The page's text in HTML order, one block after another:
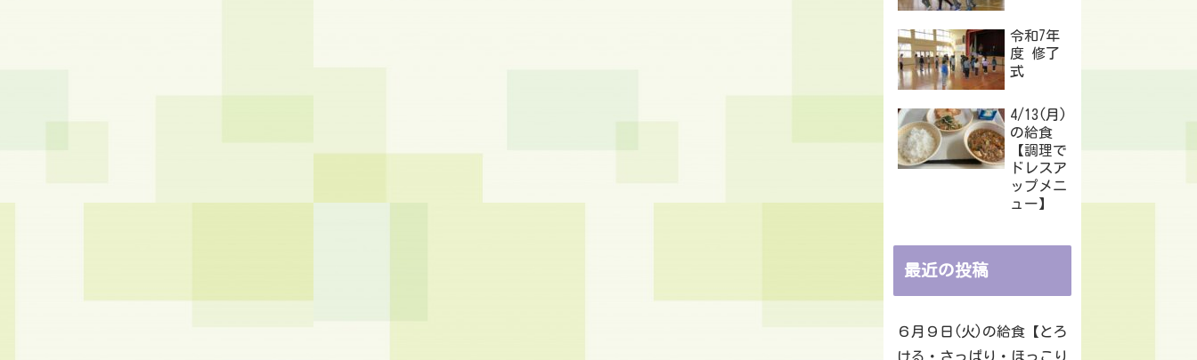
令和7年
度 修了
式
4/13(月)
の給食
【調理で
ドレスア
ップメニ
ュー】
最近の投稿
６月９日(火)の給食【とろ
ける・さっぱり・ほっこり